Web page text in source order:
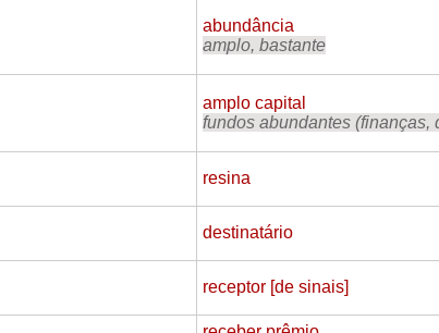
abundância
amplo, bastante
amplo capital
fundos abundantes (finanças,
resina
destinatário
receptor [de sinais]